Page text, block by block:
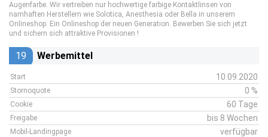
Augenfarbe. Wir vertreiben nur hochwertige farbige Kontaktlinsen von
namhaften Herstellern wie Solotica, Anesthesia oder Bella in unserem
Onlineshop. Ein Onlineshop der neuen Generation. Bewerben Sie sich jetzt
und sichern sich attraktive Provisionen !
19 Werbemittel
Start 10.09.2020
Stornoquote 0 %
Cookie 60 Tage
Freigabe bis 8 Wochen
Mobil-Landingpage verfügbar